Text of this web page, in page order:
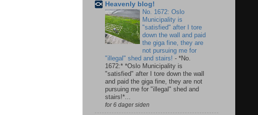
Heavenly blog!
No. 1672: Oslo
Municipality is
"satisfied" after I tore
down the wall and paid
the giga fine, they are
not pursuing me for
"illegal" shed and stairs! - *No.
1672:* *Oslo Municipality is
"satisfied" after I tore down the wall
and paid the giga fine, they are not
pursuing me for "illegal" shed and
stairs!*...
for 6 dager siden